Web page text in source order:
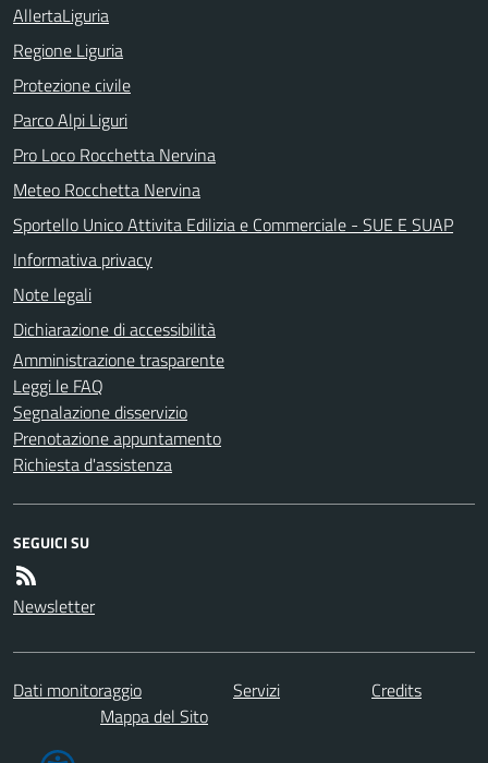
AllertaLiguria
Regione Liguria
Protezione civile
Parco Alpi Liguri
Pro Loco Rocchetta Nervina
Meteo Rocchetta Nervina
Sportello Unico Attivita Edilizia e Commerciale - SUE E SUAP
Informativa privacy
Note legali
Dichiarazione di accessibilità
Amministrazione trasparente
Leggi le FAQ
Segnalazione disservizio
Prenotazione appuntamento
Richiesta d'assistenza
SEGUICI SU
Newsletter
Dati monitoraggio Servizi
Credits
Mappa del Sito